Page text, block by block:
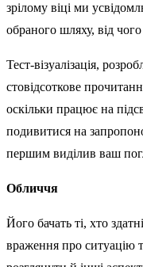
зрілому віці ми
обраного шляху, від
Тест-візуалізація,
стовідсоткове
оскільки працює на
подивитися на
першим виділив ваш
Обличчя
Його бачать ті, хто
враження про ситуацію